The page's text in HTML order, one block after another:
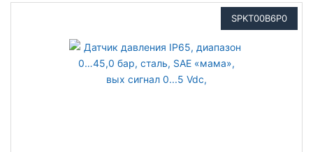
SPKT00B6P0